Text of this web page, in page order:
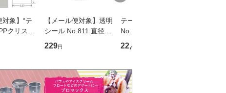
対象】“テ
クリスタ
15.5 O
（1個
【メール便対象】透明
シール No.811 直径30
φ 1束 （1個口：10
点まで）
229円
テーブルマット 里紙
No.1106 柿 1000枚
22,448